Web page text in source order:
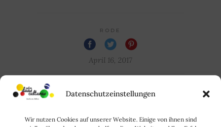
Datenschutzeinstellungen
Wir nutzen Cookies auf unserer Website. Einige von ihnen sind
RODE
April 16, 2017